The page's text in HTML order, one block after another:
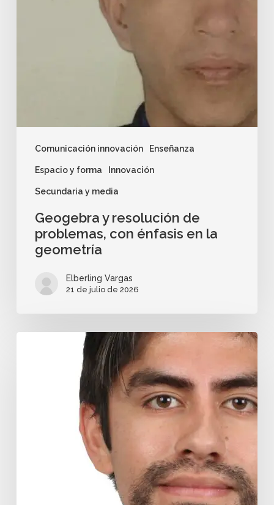
Comunicación innovación Enseñanza
Espacio y forma Innovación
Secundaria y media
Geogebra y resolución de
problemas, con énfasis en la
geometría
Elberling Vargas
21 de julio de 2026